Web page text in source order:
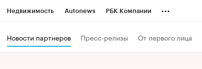
Недвижимость Autonews РБК Компании ...
Новости партнеров Пресс-релизы От первого лица